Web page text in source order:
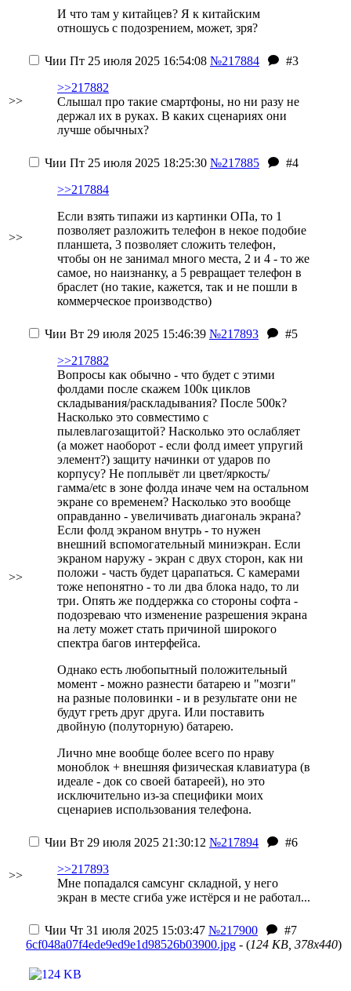
И что там у китайцев? Я к китайским
отношусь с подозрением, может, зря?
>>
Чии Пт 25 июля 2025 16:54:08 №217884
#3
>>217882
Слышал про такие смартфоны, но ни разу не
держал их в руках. В каких сценариях они
лучше обычных?
>>
Чии Пт 25 июля 2025 18:25:30 №217885
#4
>>217884
Если взять типажи из картинки ОПа, то 1
позволяет разложить телефон в некое подобие
планшета, 3 позволяет сложить телефон,
чтобы он не занимал много места, 2 и 4 - то же
самое, но наизнанку, а 5 ревращает телефон в
браслет (но такие, кажется, так и не пошли в
коммерческое производство)
>>
Чии Вт 29 июля 2025 15:46:39 №217893
#5
>>217882
Вопросы как обычно - что будет с этими
фолдами после скажем 100к циклов
складывания/раскладывания? После 500к?
Насколько это совместимо с
пылевлагозащитой? Насколько это ослабляет
(а может наоборот - если фолд имеет упругий
элемент?) защиту начинки от ударов по
корпусу? Не поплывёт ли цвет/яркость/
гамма/etc в зоне фолда иначе чем на остальном
экране со временем? Насколько это вообще
оправданно - увеличивать диагональ экрана?
Если фолд экраном внутрь - то нужен
внешний вспомогательный миниэкран. Если
экраном наружу - экран с двух сторон, как ни
положи - часть будет царапаться. С камерами
тоже непонятно - то ли два блока надо, то ли
три. Опять же поддержка со стороны софта -
подозреваю что изменение разрешения экрана
на лету может стать причиной широкого
спектра багов интерфейса.
Однако есть любопытный положительный
момент - можно разнести батарею и "мозги"
на разные половинки - и в результате они не
будут греть друг друга. Или поставить
двойную (полуторную) батарею.
Лично мне вообще более всего по нраву
моноблок + внешняя физическая клавиатура (в
идеале - док со своей батареей), но это
исключительно из-за специфики моих
сценариев использования телефона.
>>
Чии Вт 29 июля 2025 21:30:12 №217894
#6
>>217893
Мне попадался самсунг складной, у него
экран в месте сгиба уже истёрся и не работал...
Чии Чт 31 июля 2025 15:03:47 №217900
#7
6cf048a07f4ede9ed9e1d98526b03900.jpg - (124 KB, 378x440)